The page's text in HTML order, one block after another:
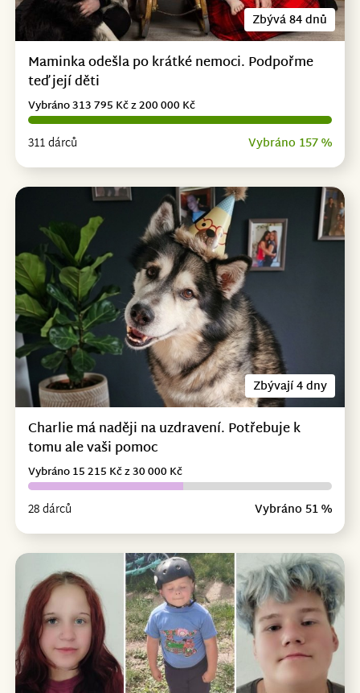
Zbývá 84 dnů
Maminka odešla po krátké nemoci. Podpořme
teď její děti
311 dárců Vybráno 157 %
Vybráno 313 795 Kč z 200 000 Kč
Zbývají 4 dny
Charlie má naději na uzdravení. Potřebuje k
tomu ale vaši pomoc
28 dárců Vybráno 51 %
Vybráno 15 215 Kč z 30 000 Kč